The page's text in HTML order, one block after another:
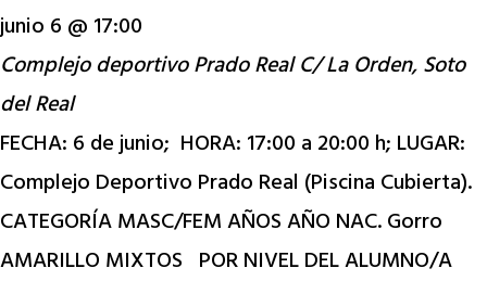
junio 6 @ 17:00
Complejo deportivo Prado RealC/ La Orden, Soto
del Real
FECHA: 6 de junio; HORA: 17:00 a 20:00 h; LUGAR:
Complejo Deportivo Prado Real (Piscina Cubierta).
CATEGORÍA MASC/FEM AÑOS AÑO NAC. Gorro
AMARILLO MIXTOS POR NIVEL DEL ALUMNO/A